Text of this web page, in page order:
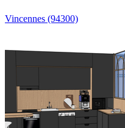
Vincennes (94300)